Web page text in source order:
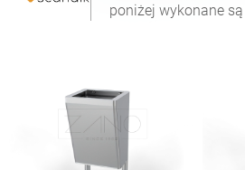
poniżej wykonane